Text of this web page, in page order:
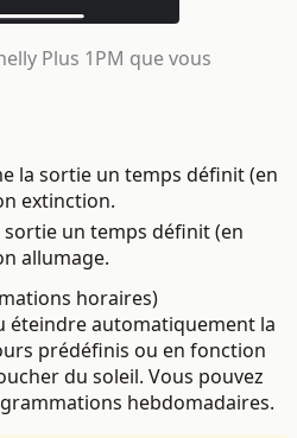
Plus 1PM que vous
la sortie un temps définit (en
extinction.
sortie un temps définit(en
allumage.
horaires)
éteindre automatiquement la
prédéfinis ou en fonction
du soleil. Vous pouvez
hebdomadaires.